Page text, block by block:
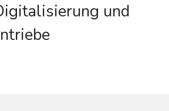
und